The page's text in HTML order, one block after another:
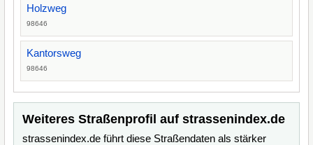
Holzweg
98646
Kantorsweg
98646
Weiteres Straßenprofil auf strassenindex.de
strassenindex.de führt diese Straßendaten als stärker